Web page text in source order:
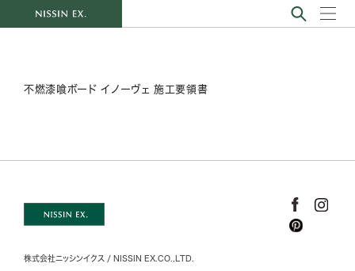
不燃漆喰ボード イノーヴェ 施工要領書
株式会社ニッシンイクス / NISSIN EX.CO.,LTD.